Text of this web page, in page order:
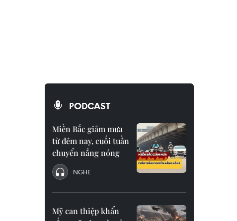
PODCAST
Miền Bắc giảm mưa
từ đêm nay, cuối tuần
chuyển nắng nóng
NGHE
Mỹ can thiệp khẩn